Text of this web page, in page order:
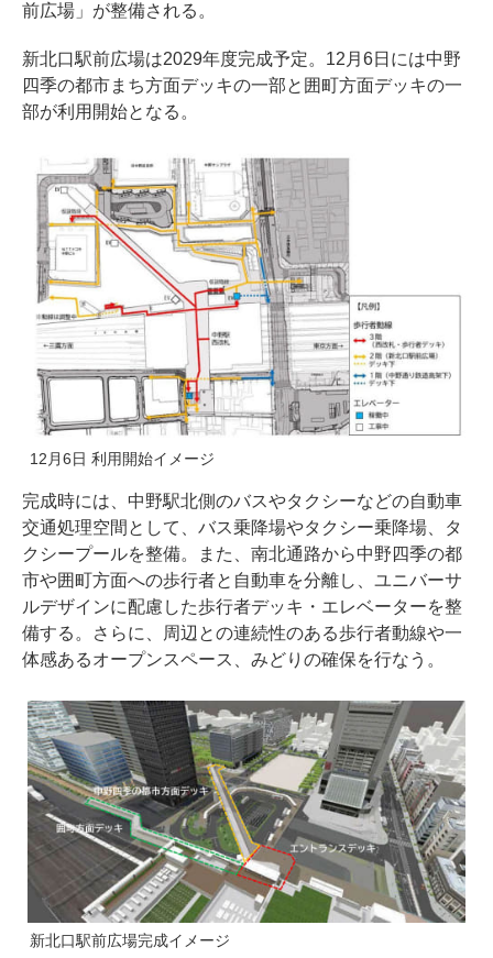
前広場」が整備される。
新北口駅前広場は2029年度完成予定。12月6日には中野
四季の都市まち方面デッキの一部と囲町方面デッキの一
部が利用開始となる。
12月6日 利用開始イメージ
完成時には、中野駅北側のバスやタクシーなどの自動車
交通処理空間として、バス乗降場やタクシー乗降場、タ
クシープールを整備。また、南北通路から中野四季の都
市や囲町方面への歩行者と自動車を分離し、ユニバーサ
ルデザインに配慮した歩行者デッキ・エレベーターを整
備する。さらに、周辺との連続性のある歩行者動線や一
体感あるオープンスペース、みどりの確保を行なう。
新北口駅前広場完成イメージ